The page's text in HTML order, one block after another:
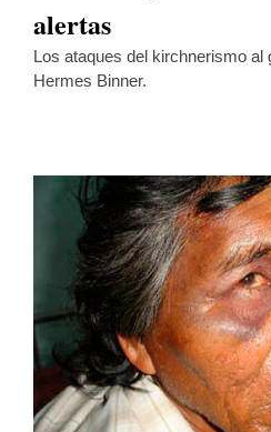
alertas
Los ataques del kirchnerismo al
Hermes Binner.